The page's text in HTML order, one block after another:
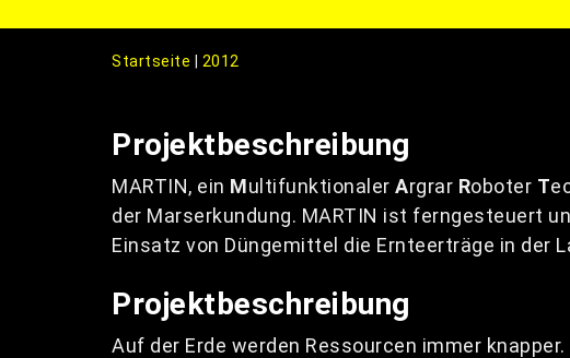
Startseite 2012
Projektbeschreibung
MARTIN, ein Multifunktionaler Argrar Roboter T
der Marserkundung. MARTIN ist ferngesteuert
Einsatz von Düngemittel die Ernteerträge in der
Projektbeschreibung
Auf der Erde werden Ressourcen immer